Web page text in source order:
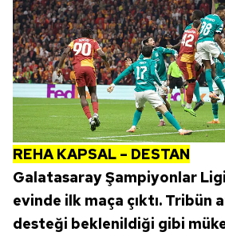
REHA KAPSAL – DESTAN
Galatasaray Şampiyonlar
evinde ilk maça çıktı. Tribün
desteği beklenildiği gibi